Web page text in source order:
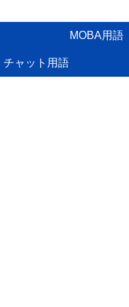
MOBA用語
チャット用語